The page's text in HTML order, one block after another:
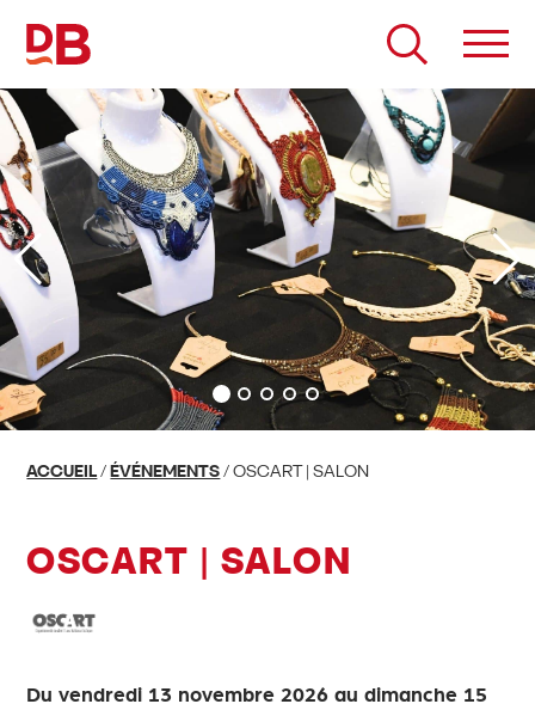
contenu
ACCUEIL / ÉVÉNEMENTS /OSCART | SALON
OSCART | SALON
Du vendredi 13 novembre 2026au dimanche 15